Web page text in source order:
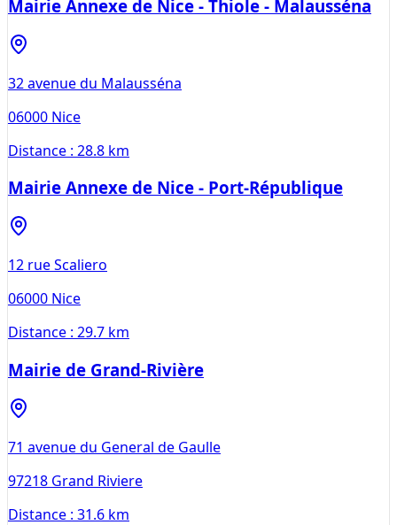
Mairie Annexe de Nice - Thiole - Malausséna
32 avenue du Malausséna
06000 Nice
Distance : 28.8 km
Mairie Annexe de Nice - Port-République
12 rue Scaliero
06000 Nice
Distance : 29.7 km
Mairie de Grand-Rivière
71 avenue du General de Gaulle
97218 Grand Riviere
Distance : 31.6 km